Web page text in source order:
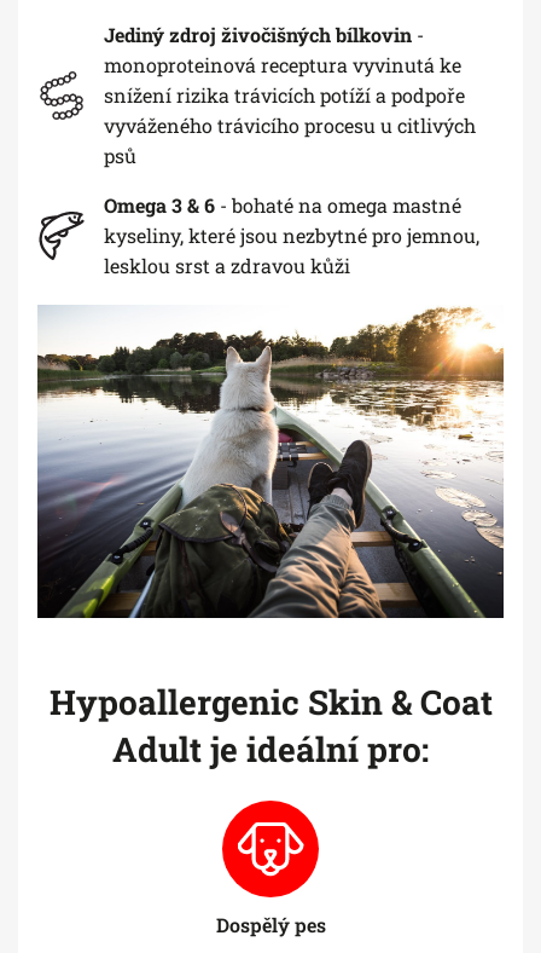
Jediný zdroj živočišných bílkovin -
monoproteinová receptura vyvinutá ke
snížení rizika trávicích potíží a podpoře
vyváženého trávicího procesu u citlivých
psů
Omega 3 & 6 - bohaté na omega mastné
kyseliny, které jsou nezbytné pro jemnou,
lesklou srst a zdravou kůži
Hypoallergenic Skin & Coat
Adult je ideální pro:
Dospělý pes